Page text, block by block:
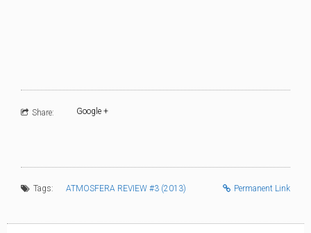
Share: Google +
Tags: ATMOSFERA REVIEW #3 (2013) Permanent Link